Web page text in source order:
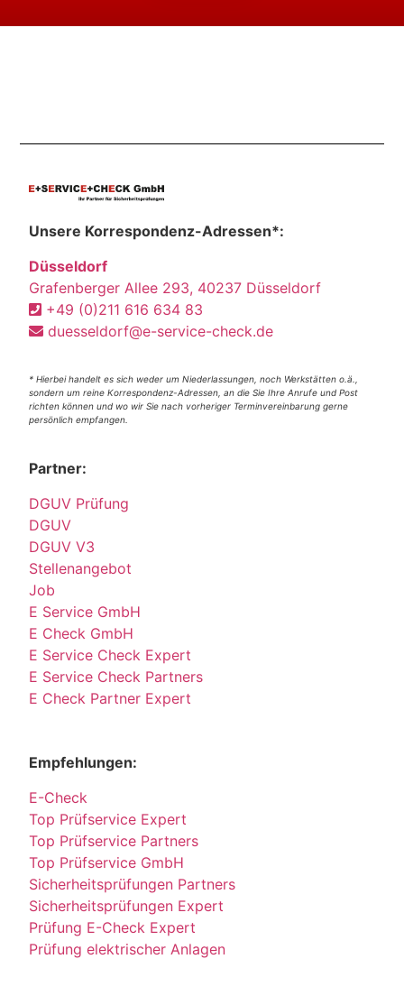
Unsere Korrespondenz-Adressen*:
Düsseldorf
Grafenberger Allee 293, 40237 Düsseldorf
+49 (0)211 616 634 83
duesseldorf@e-service-check.de
* Hierbei handelt es sich weder um Niederlassungen, noch Werkstätten o.ä.,
sondern um reine Korrespondenz-Adressen, an die Sie Ihre Anrufe und Post
richten können und wo wir Sie nach vorheriger Terminvereinbarung gerne
persönlich empfangen.
Partner:
DGUV Prüfung
DGUV
DGUV V3
Stellenangebot
Job
E Service GmbH
E Check GmbH
E Service Check Expert
E Service Check Partners
E Check Partner Expert
Empfehlungen:
E-Check
Top Prüfservice Expert
Top Prüfservice Partners
Top Prüfservice GmbH
Sicherheitsprüfungen Partners
Sicherheitsprüfungen Expert
Prüfung E-Check Expert
Prüfung elektrischer Anlagen